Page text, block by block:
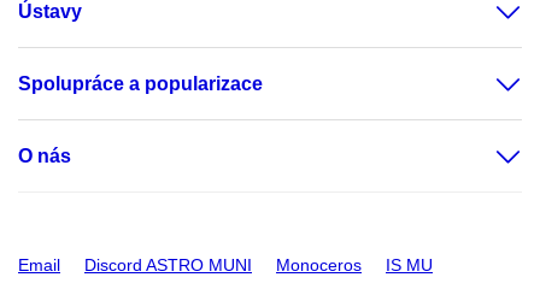
Ústavy
Spolupráce a popularizace
O nás
Email Discord ASTRO MUNI Monoceros IS MU